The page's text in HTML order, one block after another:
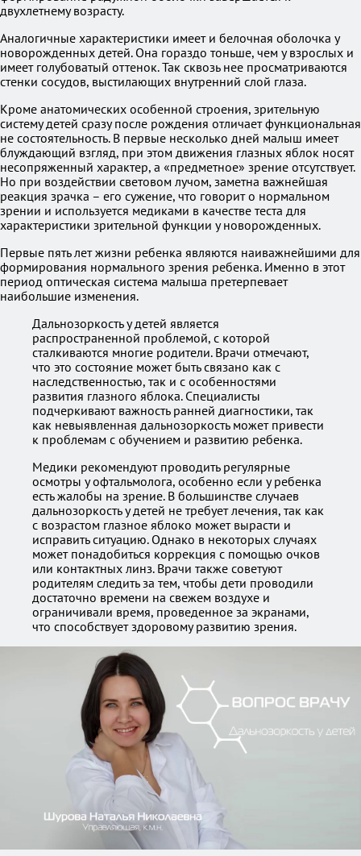
двухлетнему возрасту.
Аналогичные характеристики имеет и белочная оболочка у
новорожденных детей. Она гораздо тоньше, чем у взрослых и
имеет голубоватый оттенок. Так сквозь нее просматриваются
стенки сосудов, выстилающих внутренний слой глаза.
Кроме анатомических особенной строения, зрительную
систему детей сразу после рождения отличает функциональная
не состоятельность. В первые несколько дней малыш имеет
блуждающий взгляд, при этом движения глазных яблок носят
несопряженный характер, а «предметное» зрение отсутствует.
Но при воздействии световом лучом, заметна важнейшая
реакция зрачка – его сужение, что говорит о нормальном
зрении и используется медиками в качестве теста для
характеристики зрительной функции у новорожденных.
Первые пять лет жизни ребенка являются наиважнейшими для
формирования нормального зрения ребенка. Именно в этот
период оптическая система малыша претерпевает
наибольшие изменения.
Дальнозоркость у детей является
распространенной проблемой, с которой
сталкиваются многие родители. Врачи отмечают,
что это состояние может быть связано как с
наследственностью, так и с особенностями
развития глазного яблока. Специалисты
подчеркивают важность ранней диагностики, так
как невыявленная дальнозоркость может привести
к проблемам с обучением и развитию ребенка.
Медики рекомендуют проводить регулярные
осмотры у офтальмолога, особенно если у ребенка
есть жалобы на зрение. В большинстве случаев
дальнозоркость у детей не требует лечения, так как
с возрастом глазное яблоко может вырасти и
исправить ситуацию. Однако в некоторых случаях
может понадобиться коррекция с помощью очков
или контактных линз. Врачи также советуют
родителям следить за тем, чтобы дети проводили
достаточно времени на свежем воздухе и
ограничивали время, проведенное за экранами,
что способствует здоровому развитию зрения.